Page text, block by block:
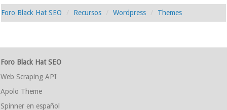
Foro Black Hat SEO Recursos Wordpress Themes
Foro Black Hat SEO
Web Scraping API
Apolo Theme
Spinner en español